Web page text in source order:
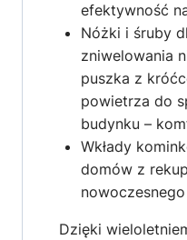
efektywność
Nóżki i śruby
zniwelowania
puszka z
powietrza do
budynku –
Wkłady
domów z
Dzięki